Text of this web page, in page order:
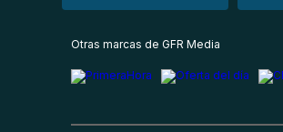
Otras marcas de GFR Media